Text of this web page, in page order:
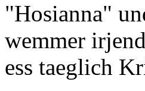
"Hosianna"
wemmer
ess taeglich